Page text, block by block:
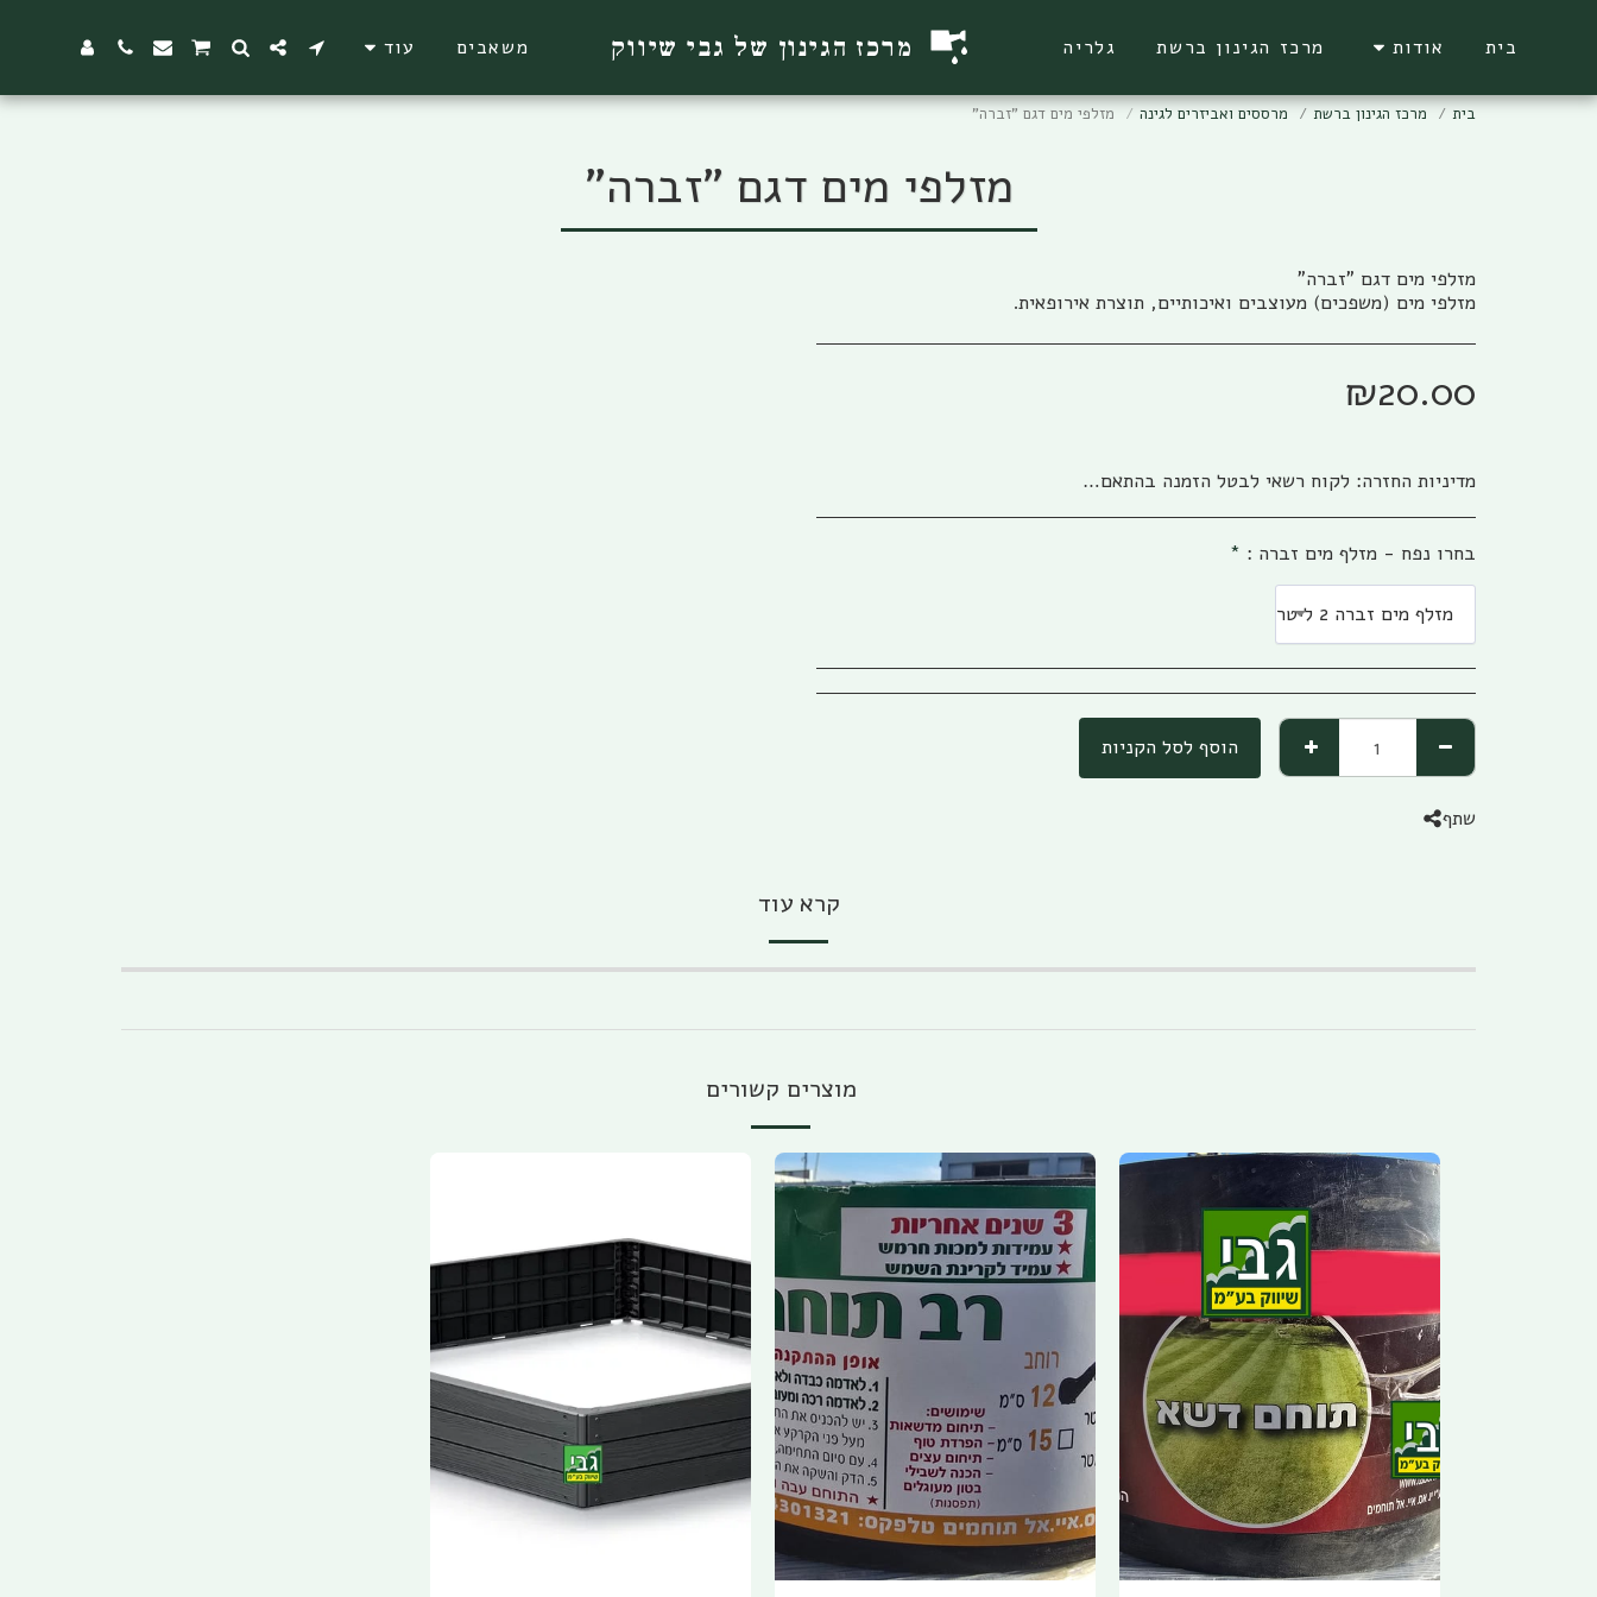
בית אודות מרכז הגינון ברשת גלריה מרכז הגינון של גבי שיווק משאבים עוד
בית מרכז הגינון ברשת מרססים ואביזרים לגינה מזלפי מים דגם "זברה"
מזלפי מים דגם "זברה"
מזלפי מים (משפכים) מעוצבים ואיכותיים, תוצרת אירופאית.
₪20.00
מדיניות החזרה: לקוח רשאי לבטל הזמנה בהתאם להוראות חוק הגנת הצרכן, התשמ&quot;א – 1981 אפריל (להלן: &quot;חוק הגנת הצרכן&quot;) והתקנות שהותקנו על פיו. ניתן לבטל את העסקה באמצעות פניה טלפונית לגבי שיווק (04-673013/5) או פניה לפקס (04-6735014) או בדואר אלקטרוני לשירות הלקוחות של החברה ((office@gabi-marketing.co.il. ביטול העסקה למוצרים שעוד לא נשלחו – ללא כל עלות וזיכוי מלא על כל הסכום ששולם. ביטול עסקה למוצרים שנשלחו - יש להשיב את המוצר לחברה כאשר כל העלויות הכרוכות בהובלת המוצר (מ ואל) החזרת המוצר תחולנה על הלקוח, במקרה של מוצר במבצע של משלוח חינם (על חשבון חברת גבי שיווק) בעת ביטול עסקה יוחזר ללקוח מלוא הסכום ששולם בקיזוז עלות המשלוח כפי ובהתאם לעלות שחלה על חברת גבי שיווק. למוצרים שעדיין לא הגיעו ללקוח מסיבות שונות, והלקוח מעוניין לבטל עסקה, החברה רשאית להמתין זמן סביר לבירור סטאטוס המשלוח ולאחר הגעתו/החזרתו לחברת גבי שיווק תפעל החברה לזיכוי מיידי של הלקוח. לפנים מהחוק ומשורת הדין: החברה תזכה בסכום המלא ששולם ולא תגבה דמי ביטול /השתתפות כלשהם למעט עלויות השילוח. החזרת המוצר תיעשה כשהוא באריזתו המקורית בצירוף החשבונית המקורית ושעדיין לא חלפו 14 יום מתאריך רכישת המוצר. למוצרים שנרכשו לפי הזמנה מיוחדת או שהותאמו במידות/צבע/דגם מיוחד לפי ההזמנה החברה תשתדל לעזור ותזכה בהתאם ליכולת והאפשרות שלה למכור את המוצר, ולזכות בהתאם למצב. אבל בהתאם לחוק לא ניתן להתחייב לנושא
בחרו נפח - מזלף מים זברה : *
מזלף מים זברה 2 ליטר
הוסף לסל הקניות
שתף
קרא עוד
מוצרים קשורים